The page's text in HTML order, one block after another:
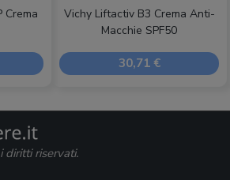
Crema
Vichy Liftactiv B3 Crema Anti-
Macchie SPF50
30,71 €
riservati.